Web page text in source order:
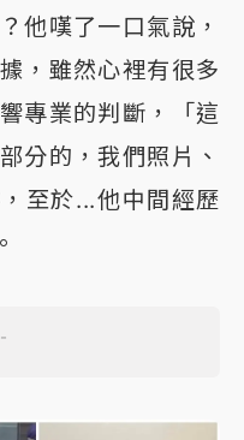
他嘆了一口氣說，
，雖然心裡有很多
專業的判斷，「這
分的，我們照片、
至於...他中間經歷